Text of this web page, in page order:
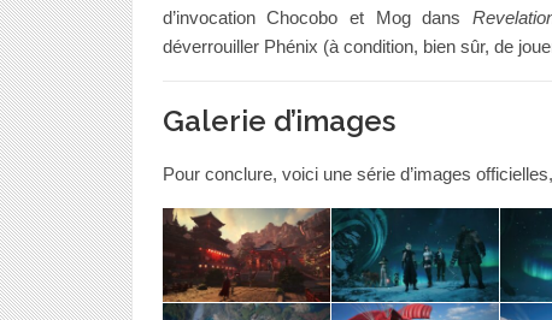
d’invocation Chocobo et Mog dans
déverrouiller Phénix (à condition, bien sûr, de
Galerie d’images
Pour conclure, voici une série d’images